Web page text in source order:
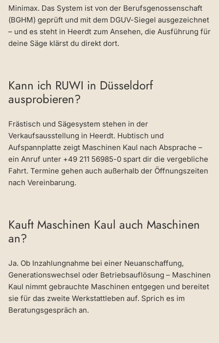
Minimax. Das System ist von der Berufsgenossenschaft
(BGHM) geprüft und mit dem DGUV-Siegel ausgezeichnet
– und es steht in Heerdt zum Ansehen, die Ausführung für
deine Säge klärst du direkt dort.
Kann ich RUWI in Düsseldorf
ausprobieren?
Frästisch und Sägesystem stehen in der
Verkaufsausstellung in Heerdt. Hubtisch und
Aufspannplatte zeigt Maschinen Kaul nach Absprache –
ein Anruf unter +49 211 56985-0 spart dir die vergebliche
Fahrt. Termine gehen auch außerhalb der Öffnungszeiten
nach Vereinbarung.
Kauft Maschinen Kaul auch Maschinen
an?
Ja. Ob Inzahlungnahme bei einer Neuanschaffung,
Generationswechsel oder Betriebsauflösung – Maschinen
Kaul nimmt gebrauchte Maschinen entgegen und bereitet
sie für das zweite Werkstattleben auf. Sprich es im
Beratungsgespräch an.